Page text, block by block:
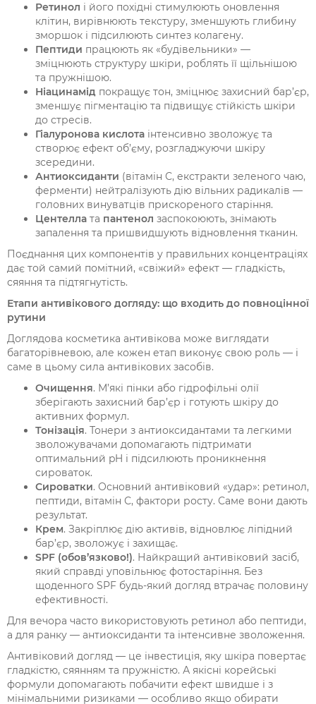
Ретинол і його похідні стимулюють оновлення
клітин, вирівнюють текстуру, зменшують глибину
зморшок і підсилюють синтез колагену.
Пептиди працюють як «будівельники» —
зміцнюють структуру шкіри, роблять її щільнішою
та пружнішою.
Ніацинамід покращує тон, зміцнює захисний бар’єр,
зменшує пігментацію та підвищує стійкість шкіри
до стресів.
Гіалуронова кислота інтенсивно зволожує та
створює ефект об’єму, розгладжуючи шкіру
зсередини.
Антиоксиданти (вітамін С, екстракти зеленого чаю,
ферменти) нейтралізують дію вільних радикалів —
головних винуватців прискореного старіння.
Центелла та пантенол заспокоюють, знімають
запалення та пришвидшують відновлення тканин.
Поєднання цих компонентів у правильних концентраціях
дає той самий помітний, «свіжий» ефект — гладкість,
сяяння та підтягнутість.
Етапи антивікового догляду: що входить до повноцінної
рутини
Доглядова косметика антивікова може виглядати
багаторівневою, але кожен етап виконує свою роль — і
саме в цьому сила антивікових засобів.
Очищення. М’які пінки або гідрофільні олії
зберігають захисний бар’єр і готують шкіру до
активних формул.
Тонізація. Тонери з антиоксидантами та легкими
зволожувачами допомагають підтримати
оптимальний pH і підсилюють проникнення
сироваток.
Сироватки. Основний антивіковий «удар»: ретинол,
пептиди, вітамін С, фактори росту. Саме вони дають
результат.
Крем. Закріплює дію активів, відновлює ліпідний
бар’єр, зволожує і захищає.
SPF (обов’язково!). Найкращий антивіковий засіб,
який справді уповільнює фотостаріння. Без
щоденного SPF будь-який догляд втрачає половину
ефективності.
Для вечора часто використовують ретинол або пептиди,
а для ранку — антиоксиданти та інтенсивне зволоження.
Антивіковий догляд — це інвестиція, яку шкіра повертає
гладкістю, сяянням та пружністю. А якісні корейські
формули допомагають побачити ефект швидше і з
мінімальними ризиками — особливо якщо обирати